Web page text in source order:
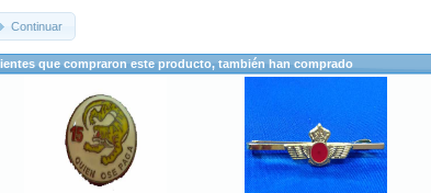
Continuar
que compraron este producto, también han comprado